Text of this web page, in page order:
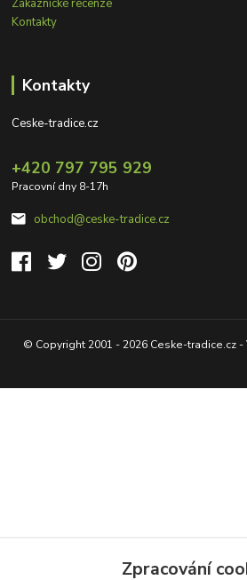
Zákaznické recenze
Kontakty
Kontakty
Ceske-tradice.cz
+420 797 795 929
Pracovní dny 8-17h
obchod@ceske-tradice.cz
© Copyright 2001 - 2026 Ceske-tradice.cz -
Zpracování